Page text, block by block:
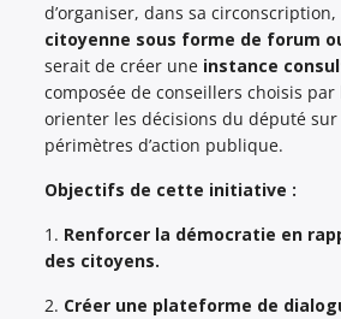
d’organiser, dans sa
citoyenne sous forme de forum
serait de créer une instance
composée de conseillers choisis
orienter les décisions du député sur
périmètres d’action publique.
Objectifs de cette initiative :
1. Renforcer la démocratie en
des citoyens.
2. Créer une plateforme de